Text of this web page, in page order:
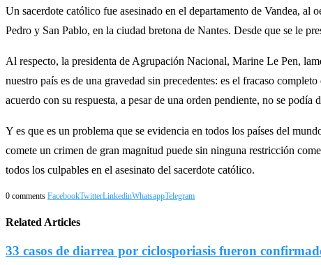
Un sacerdote católico fue asesinado en el departamento de Vandea, al
Pedro y San Pablo, en la ciudad bretona de Nantes. Desde que se le
Al respecto, la presidenta de Agrupación Nacional, Marine Le Pen,
nuestro país es de una gravedad sin precedentes: es el fracaso
acuerdo con su respuesta, a pesar de una orden pendiente, no se
Y es que es un problema que se evidencia en todos los países del
comete un crimen de gran magnitud puede sin ninguna restricción
todos los culpables en el asesinato del sacerdote católico.
0 comments FacebookTwitterLinkedinWhatsappTelegram
Related Articles
33 casos de diarrea por ciclosporiasis fueron